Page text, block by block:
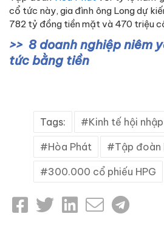
cổ tức này, gia đình ông Long dự
782 tỷ đồng tiền mặt và 470 triệu
8 doanh nghiệp niêm
tức bằng tiền
Tags: Kinh tế hội nhập
Hòa Phát Tập đoàn
300.000 cổ phiếu HPG